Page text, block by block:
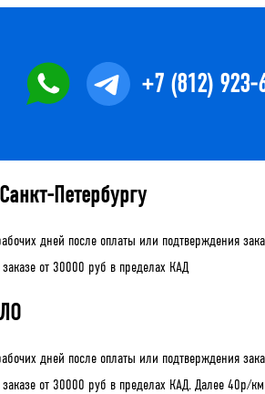
+7 (812) 923-
Петербургу
дней после оплаты или подтверждения
от 30000 руб в пределах КАД
дней после оплаты или подтверждения
заказе от 30000 руб в пределах КАД. Далее 40р/км